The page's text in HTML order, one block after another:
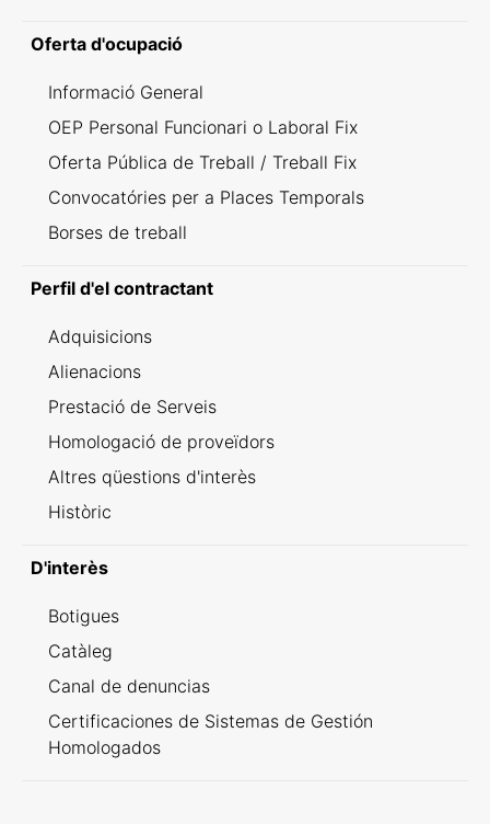
Oferta d'ocupació
Informació General
OEP Personal Funcionari o Laboral Fix
Oferta Pública de Treball / Treball Fix
Convocatóries per a Places Temporals
Borses de treball
Perfil d'el contractant
Adquisicions
Alienacions
Prestació de Serveis
Homologació de proveïdors
Altres qüestions d'interès
Històric
D'interès
Botigues
Catàleg
Canal de denuncias
Certificaciones de Sistemas de Gestión
Homologados